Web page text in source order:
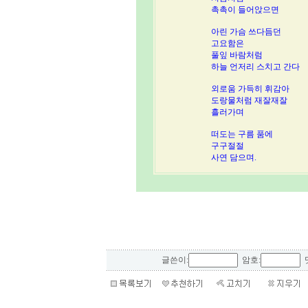
촉촉이 들어앉으면
아린 가슴 쓰다듬던
고요함은
풀잎 바람처럼
하늘 언저리 스치고 간다
외로움 가득히 휘감아
도랑물처럼 재잘재잘
흘러가며
떠도는 구름 품에
구구절절
사연 담으며.
글쓴이: 암호: